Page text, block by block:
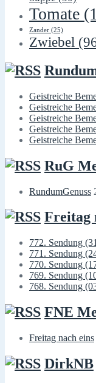
Tomate
Zander (25)
Zwiebel
Geistreiche
Geistreiche
Geistreiche
Geistreiche
Geistreiche
RuG
RundumGenuss
Freitag
772. Sendung
771. Sendung
770. Sendung
769. Sendung
768. Sendung
FNE
Freitag nach eins
DirkNB